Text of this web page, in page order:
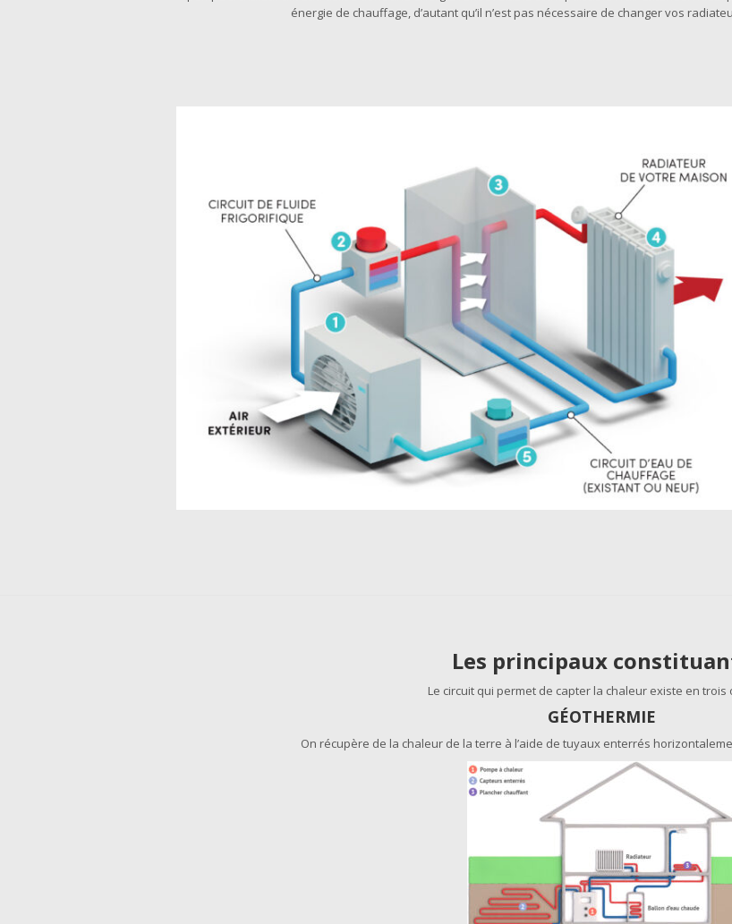
énergie de chauffage, d’autant qu’il n’est pas nécessaire de changer vos
Les principaux
Le circuit qui permet de capter la chaleur existe en trois
GÉOTHERMIE
On récupère de la chaleur de la terre à l’aide de tuyaux enterrés